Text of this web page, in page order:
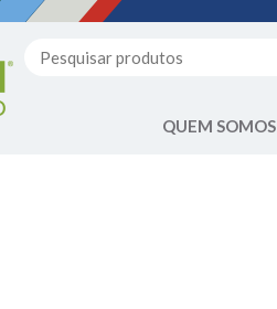
QUEM SOMOS